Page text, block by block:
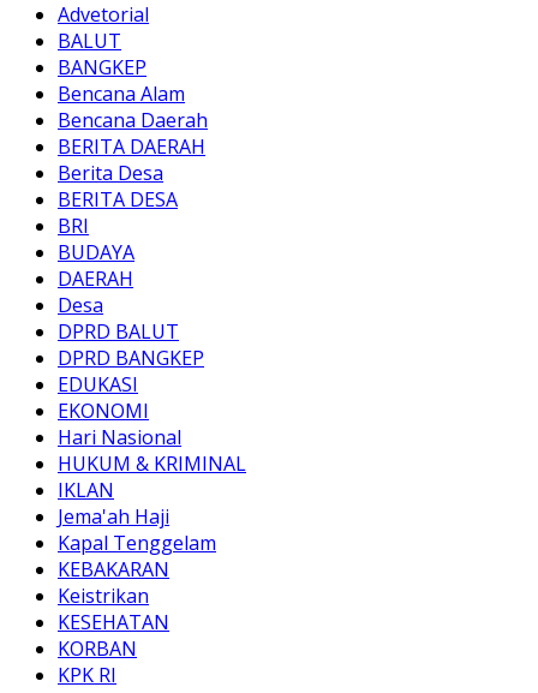
Advetorial
BALUT
BANGKEP
Bencana Alam
Bencana Daerah
BERITA DAERAH
Berita Desa
BERITA DESA
BRI
BUDAYA
DAERAH
Desa
DPRD BALUT
DPRD BANGKEP
EDUKASI
EKONOMI
Hari Nasional
HUKUM & KRIMINAL
IKLAN
Jema'ah Haji
Kapal Tenggelam
KEBAKARAN
Keistrikan
KESEHATAN
KORBAN
KPK RI